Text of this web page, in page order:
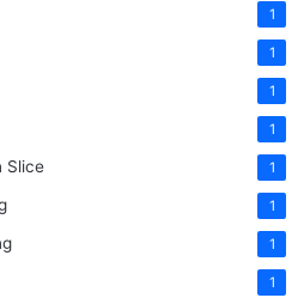
1
1
1
1
Slice 1
1
1
1